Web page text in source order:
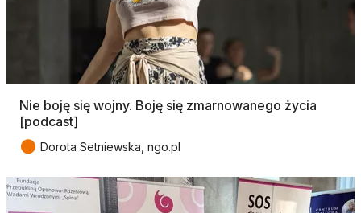
Nie boję się wojny. Boję się zmarnowanego życia
[podcast]
● Dorota Setniewska, ngo.pl